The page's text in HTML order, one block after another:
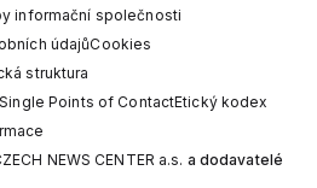
informační společnosti
údajůCookies
struktura
Points of ContactEtický kodex
NEWS CENTER a.s. a dodavatelé